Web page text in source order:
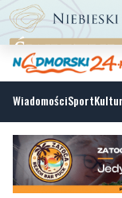
WiadomościSport